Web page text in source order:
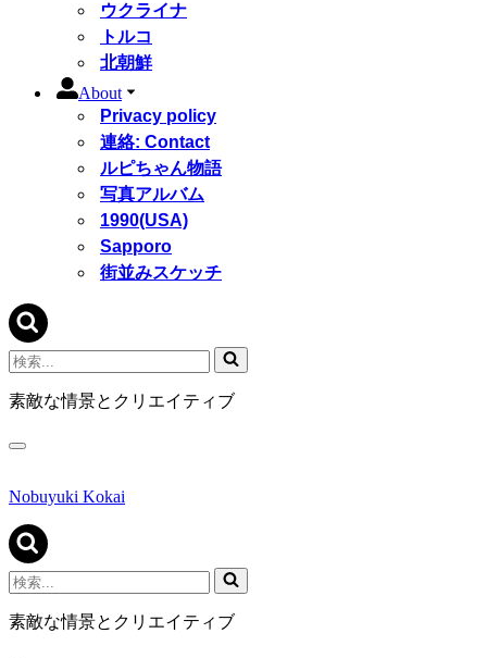
ウクライナ
トルコ
北朝鮮
About
Privacy policy
連絡: Contact
ルピちゃん物語
写真アルバム
1990(USA)
Sapporo
街並みスケッチ
検
索...
素敵な情景とクリエイティブ
ナ
ゲ
シ
ョ
ン
メ
ニ
ュ
Nobuyuki Kokai
検
索...
素敵な情景とクリエイティブ